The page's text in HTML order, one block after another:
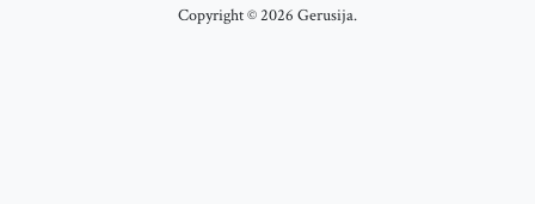
Copyright © 2026 Gerusija.